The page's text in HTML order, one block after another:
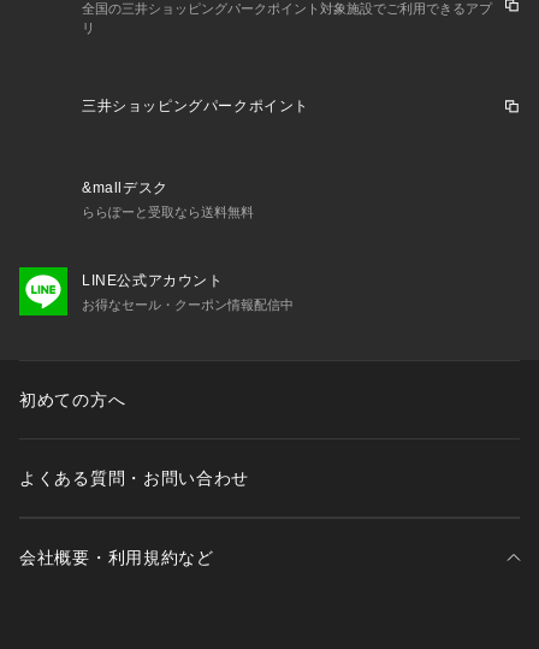
全国の三井ショッピングパークポイント対象施設でご利用できるアプ
リ
三井ショッピングパークポイント
&mallデスク
ららぽーと受取なら送料無料
LINE公式アカウント
お得なセール・クーポン情報配信中
初めての方へ
よくある質問・お問い合わせ
会社概要・利用規約など